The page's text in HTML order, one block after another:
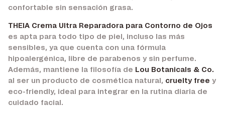
confortable sin sensación grasa.
THEIA Crema Ultra Reparadora para Contorno de Ojos
es apta para todo tipo de piel, incluso las más
sensibles, ya que cuenta con una fórmula
hipoalergénica, libre de parabenos y sin perfume.
Además, mantiene la filosofía de Lou Botanicals & Co.
al ser un producto de cosmética natural, cruelty free y
eco-friendly, ideal para integrar en la rutina diaria de
cuidado facial.